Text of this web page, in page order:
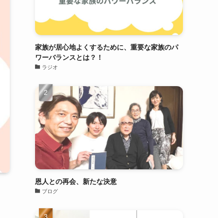
家族が居心地よくするために、重要な家族のパ
ワーバランスとは？！
ラジオ
恩人との再会、新たな決意
ブログ